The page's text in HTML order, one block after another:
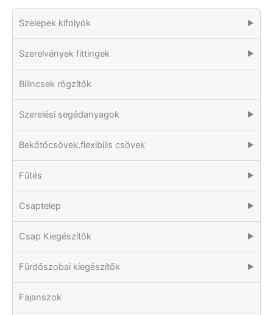
Szelepek kifolyók ▶
Szerelvények fittingek ▶
Bilincsek rögzítők
Szerelési segédanyagok ▶
Bekötőcsövek.flexibilis csövek ▶
Fűtés ▶
Csaptelep ▶
Csap Kiegészítők ▶
Fürdőszobai kiegészítők ▶
Fajanszok